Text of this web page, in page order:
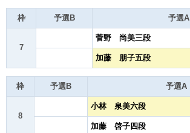
枠 予選B 予選A
7
菅野 尚美三段
加藤 朋子五段
枠 予選B 予選A
8
小林 泉美六段
加藤 啓子四段